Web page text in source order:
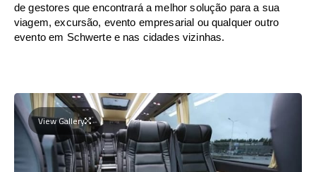
de gestores que encontrará a melhor solução para a sua
viagem, excursão, evento empresarial ou qualquer outro
evento em Schwerte e nas cidades vizinhas.
View Gallery